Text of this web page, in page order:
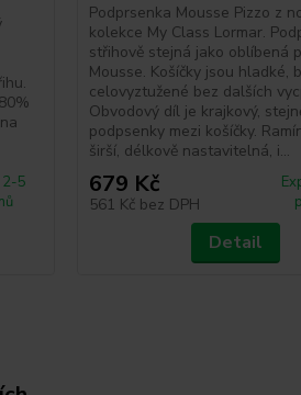
2-5
Podprsenka Mousse Pizzo z
kolekce My Class Lormar.
střihově stejná jako oblíbená
Mousse. Košíčky jsou hladké,
celovyztužené bez dalších
Obvodový díl je krajkový,
podpsenky mezi košíčky.
širší, délkově nastavitelná, i...
679 Kč
561 Kč bez DPH
Detail